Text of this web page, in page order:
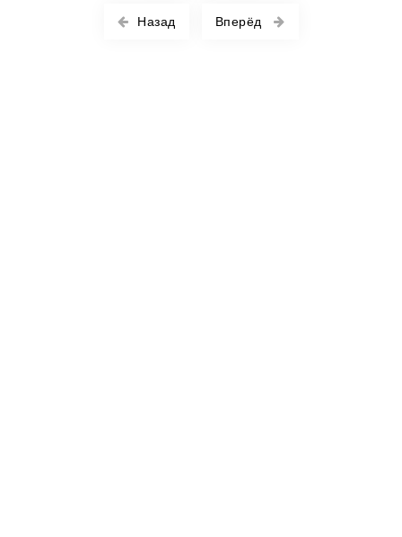
Назад Вперёд